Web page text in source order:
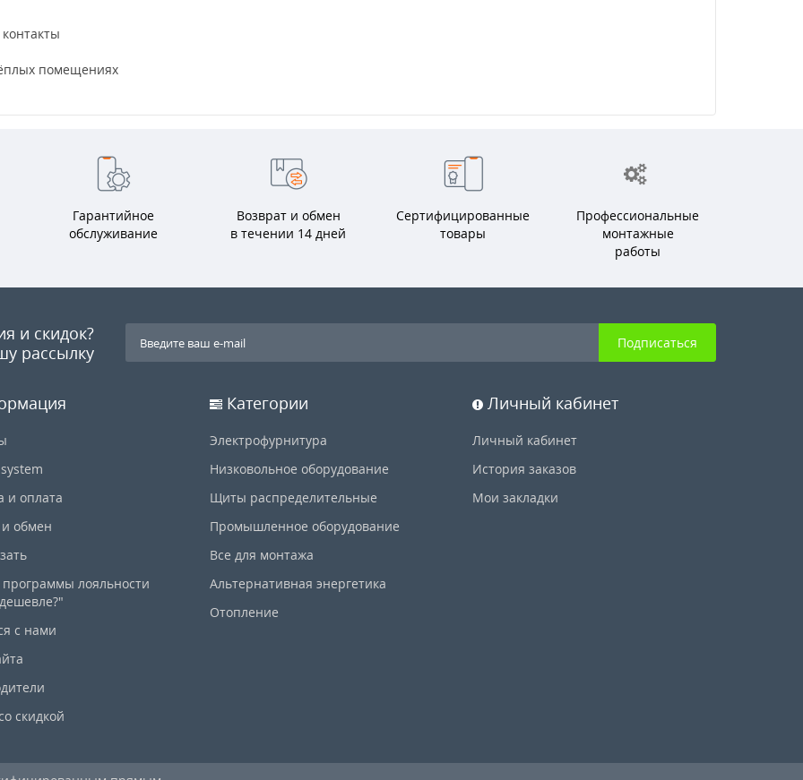
помещениях
Гарантийное
обслуживание
Возврат и обмен
в течении 14 дней
Сертифицированные
товары
Профессиональные
монтажные
работы
и скидок?
рассылку
Подписаться
и оплата
обмен
лояльности
с нами
скидкой
Категории
Электрофурнитура
Низковольное оборудование
Щиты распределительные
Промышленное оборудование
Все для монтажа
Альтернативная энергетика
Отопление
Личный кабинет
Личный кабинет
История заказов
Мои закладки